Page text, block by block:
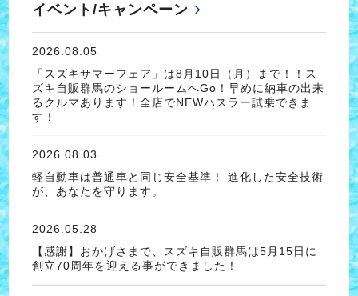
イベント/キャンペーン
2026.08.05
「スズキサマーフェア」は8月10日（月）まで！！ス
ズキ自販群馬のショールームへGo！早めに納車の出来
るクルマあります！全店でNEWハスラー試乗できま
す！
2026.08.03
軽自動車は普通車と同じ安全基準！ 進化した安全技術
が、あなたを守ります。
2026.05.28
【感謝】おかげさまで、スズキ自販群馬は5月15日に
創立70周年を迎える事ができました！